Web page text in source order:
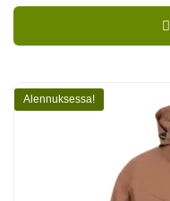
Alennuksessa!